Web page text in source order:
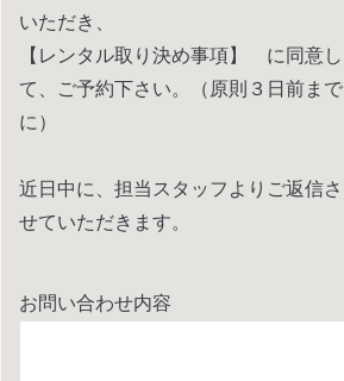
いただき、
【レンタル取り決め事項】 に同意し
て、ご予約下さい。（原則３日前まで
に）
近日中に、担当スタッフよりご返信さ
せていただきます。
お問い合わせ内容